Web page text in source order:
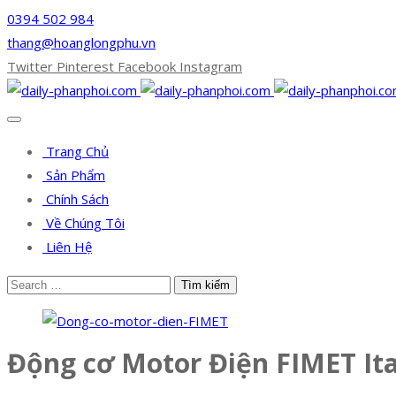
0394 502 984
thang@hoanglongphu.vn
Twitter Pinterest Facebook Instagram
Trang Chủ
Sản Phẩm
Chính Sách
Về Chúng Tôi
Liên Hệ
Động cơ Motor Điện FIMET